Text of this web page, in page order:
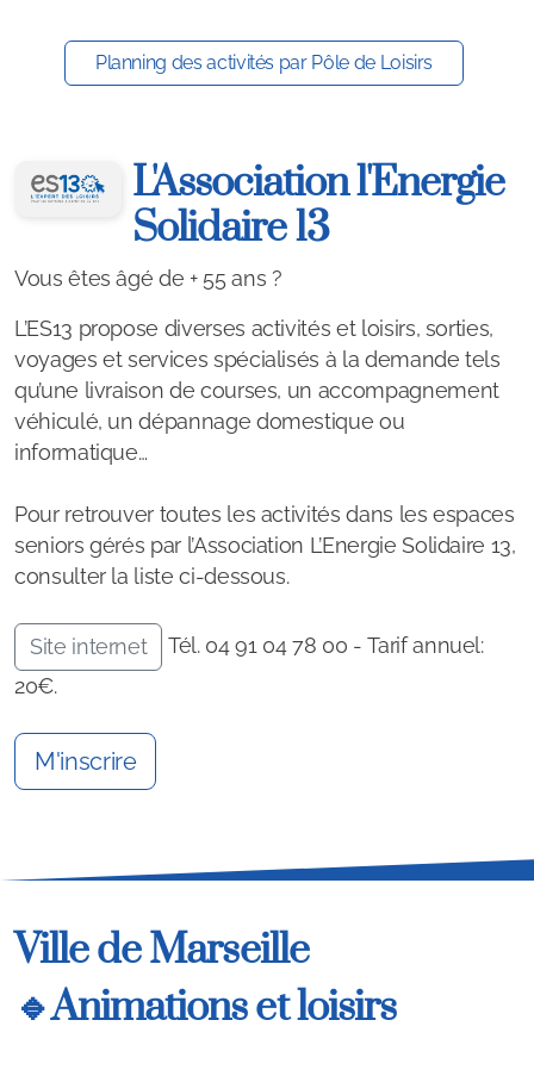
Planning des activités par Pôle de Loisirs
L'Association l'Energie
Solidaire 13
Vous êtes âgé de + 55 ans ?
L’ES13 propose diverses activités et loisirs, sorties,
voyages et services spécialisés à la demande tels
qu’une livraison de courses, un accompagnement
véhiculé, un dépannage domestique ou
informatique…
Pour retrouver toutes les activités dans les espaces
seniors gérés par l’Association L’Energie Solidaire 13,
consulter la liste ci-dessous.
Site internet Tél. 04 91 04 78 00 -Tarif annuel:
20€.
M'inscrire
Ville de Marseille
🔹Animations et loisirs